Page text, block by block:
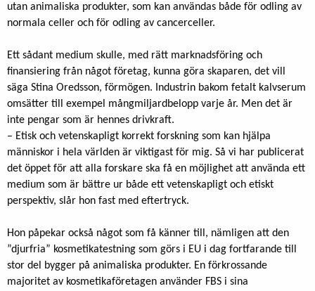
utan animaliska produkter, som kan användas både för odling av
normala celler och för odling av cancerceller.
Ett sådant medium skulle, med rätt marknadsföring och
finansiering från något företag, kunna göra skaparen, det vill
säga Stina Oredsson, förmögen. Industrin bakom fetalt kalvserum
omsätter till exempel mångmiljardbelopp varje år. Men det är
inte pengar som är hennes drivkraft.
– Etisk och vetenskapligt korrekt forskning som kan hjälpa
människor i hela världen är viktigast för mig. Så vi har publicerat
det öppet för att alla forskare ska få en möjlighet att använda ett
medium som är bättre ur både ett vetenskapligt och etiskt
perspektiv, slår hon fast med eftertryck.
Hon påpekar också något som få känner till, nämligen att den
”djurfria” kosmetikatestning som görs i EU i dag fortfarande till
stor del bygger på animaliska produkter. En förkrossande
majoritet av kosmetikaföretagen använder FBS i sina